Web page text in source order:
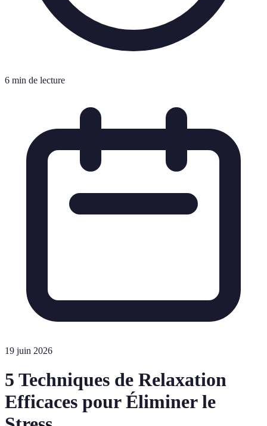
6 min de lecture
19 juin 2026
5 Techniques de Relaxation
Efficaces pour Éliminer le